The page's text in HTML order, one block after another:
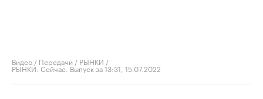
Видео / Передачи / РЫНКИ /
РЫНКИ. Сейчас. Выпуск за 13:31, 15.07.2022